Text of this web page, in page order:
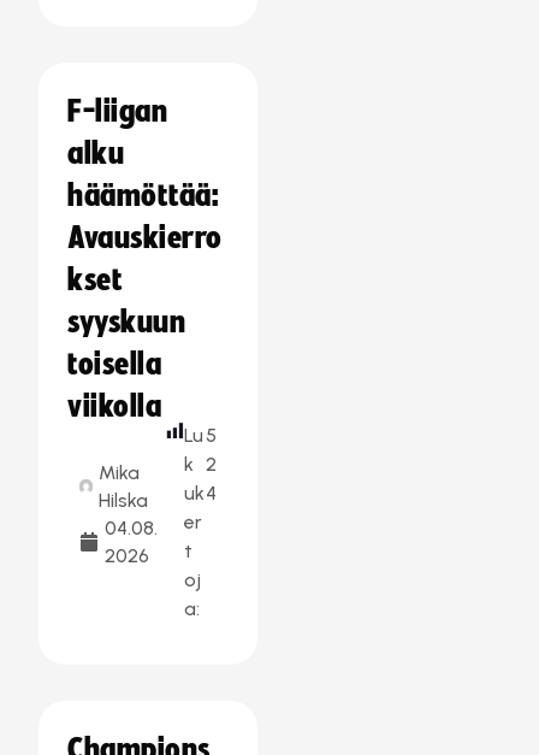
F-liigan
alku
häämöttää:
Avauskierro
kset
syyskuun
toisella
viikolla
Mika
Hilska
04.08.
2026
Lu
k
uk
er
t
oj
a:
5
2
4